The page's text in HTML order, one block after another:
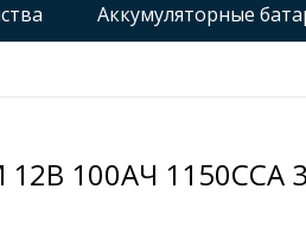
Аккумуляторные
12В 100АЧ